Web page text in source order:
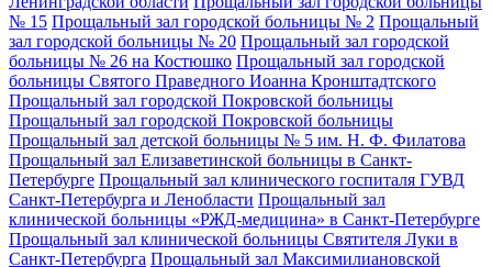
№ 15 Прощальный зал городской больницы № 2 Прощальный
зал городской больницы № 20 Прощальный зал городской
больницы № 26 на Костюшко Прощальный зал городской
больницы Святого Праведного Иоанна Кронштадтского
Прощальный зал городской Покровской больницы
Прощальный зал городской Покровской больницы
Прощальный зал детской больницы № 5 им. Н. Ф. Филатова
Прощальный зал Елизаветинской больницы в Санкт-
Петербурге Прощальный зал клинического госпиталя ГУВД
Санкт-Петербурга и Ленобласти Прощальный зал
клинической больницы «РЖД-медицина» в Санкт-Петербурге
Прощальный зал клинической больницы Святителя Луки в
Санкт-Петербурга Прощальный зал Максимилиановской